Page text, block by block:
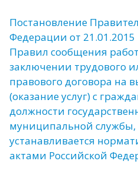
Постановление
Федерации от
Правил сообщения
заключении трудового
правового договора на
(оказание услуг) с
должности
муниципальной службы,
устанавливается
актами Российской